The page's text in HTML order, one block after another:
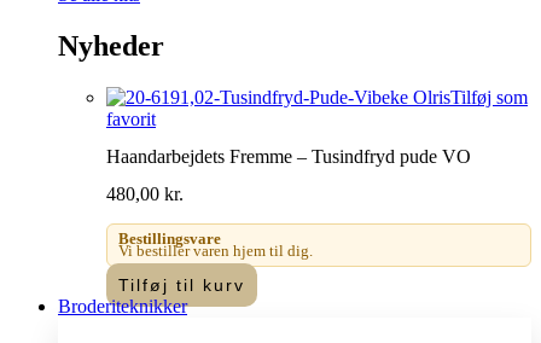
Nyheder
Tilføj som
favorit
Haandarbejdets Fremme – Tusindfryd pude VO
480,00 kr.
Bestillingsvare
Vi bestiller varen hjem til dig.
Tilføj til kurv
Broderiteknikker